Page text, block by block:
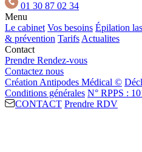
01 30 87 02 34
Menu
Le cabinet Vos besoins Épilation
& prévention Tarifs Actualites
Contact
Prendre Rendez-vous
Contactez nous
Création Antipodes Médical ©
Conditions générales N° RPPS :
CONTACT Prendre RDV